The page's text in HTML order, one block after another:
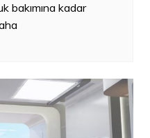
bakımına kadar